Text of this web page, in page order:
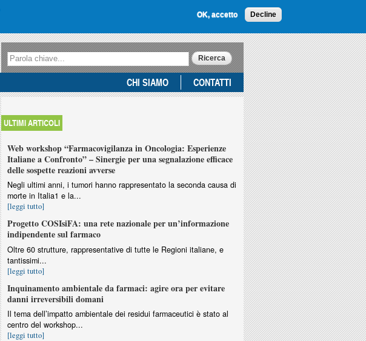
OK, accetto Decline
Form di ricerca
Ricerca
CHI SIAMO CONTATTI
ULTIMI ARTICOLI
Web workshop “Farmacovigilanza in Oncologia: Esperienze
Italiane a Confronto” – Sinergie per una segnalazione efficace
delle sospette reazioni avverse
Negli ultimi anni, i tumori hanno rappresentato la seconda causa di
morte in Italia1 e la...
[leggi tutto]
Progetto COSIsiFA: una rete nazionale per un’informazione
indipendente sul farmaco
Oltre 60 strutture, rappresentative di tutte le Regioni italiane, e
tantissimi...
[leggi tutto]
Inquinamento ambientale da farmaci: agire ora per evitare
danni irreversibili domani
Il tema dell’impatto ambientale dei residui farmaceutici è stato al
centro del workshop...
[leggi tutto]